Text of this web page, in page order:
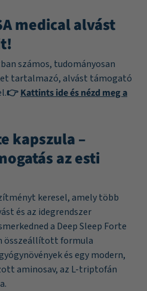
medical alvást
számos, tudományosan
tartalmazó, alvást támogató
👉Kattints ide és nézd meg a
kapszula –
az esti
keresel, amely több
és az idegrendszer
a Deep Sleep Forte
összeállított formula
és egy modern,
aminosav, az L-triptofán